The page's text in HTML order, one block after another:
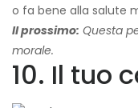
o fa bene alla salute
Il prossimo: Questa
morale.
10. Il tuo